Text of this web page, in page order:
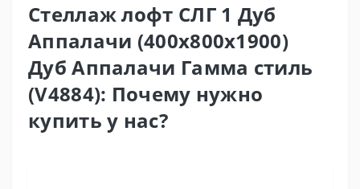
Стеллаж лофт СЛГ 1 Дуб
Аппалачи (400x800x1900)
Дуб Аппалачи Гамма стиль
(V4884): Почему нужно
купить у нас?